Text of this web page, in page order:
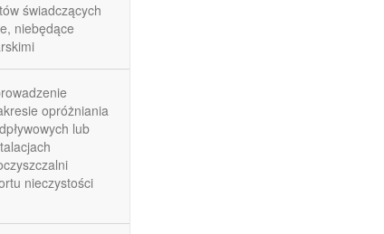
świadczących
niebędące
opróżniania
lub
nieczystości